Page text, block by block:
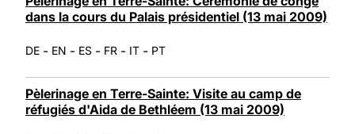
dans la cours du Palais présidentiel (13 mai 2009)
DE - EN - ES - FR - IT - PT
Pèlerinage en Terre-Sainte: Visite au camp de
réfugiés d'Aida de Bethléem (13 mai 2009)